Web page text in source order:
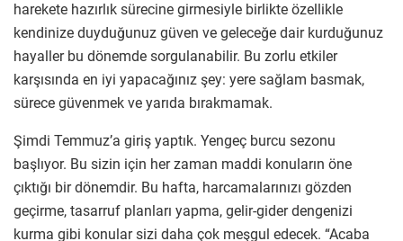
harekete hazırlık sürecine girmesiyle birlikte özellikle
kendinize duyduğunuz güven ve geleceğe dair kurduğunuz
hayaller bu dönemde sorgulanabilir. Bu zorlu etkiler
karşısında en iyi yapacağınız şey: yere sağlam basmak,
sürece güvenmek ve yarıda bırakmamak.
Şimdi Temmuz’a giriş yaptık. Yengeç burcu sezonu
başlıyor. Bu sizin için her zaman maddi konuların öne
çıktığı bir dönemdir. Bu hafta, harcamalarınızı gözden
geçirme, tasarruf planları yapma, gelir-gider dengenizi
kurma gibi konular sizi daha çok meşgul edecek. “Acaba